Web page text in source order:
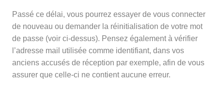
Passé ce délai, vous pourrez essayer de vous connecter
de nouveau ou demander la réinitialisation de votre mot
de passe (voir ci-dessus). Pensez également à vérifier
l’adresse mail utilisée comme identifiant, dans vos
anciens accusés de réception par exemple, afin de vous
assurer que celle-ci ne contient aucune erreur.